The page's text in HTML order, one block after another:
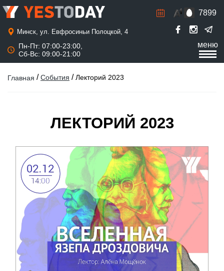
меню
Минск, ул. Евфросиньи Полоцкой, 4
Пн-Пт: 07:00-23:00,
Сб-Вс: 09:00-21:00
7899
Р
Главная /События /Лекторий 2023
ЛЕКТОРИЙ 2023